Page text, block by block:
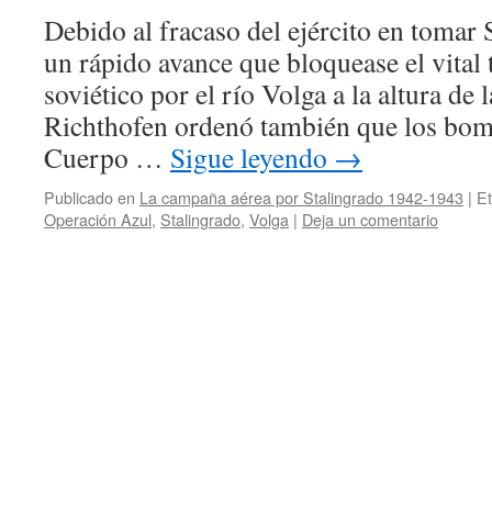
Debido al fracaso del ejército en tomar
un rápido avance que bloquease el
soviético por el río Volga a la altura de
Richthofen ordenó también que los
Cuerpo … Sigue leyendo →
Publicado en La campaña aérea por Stalingrado 1942-1943 |
Operación Azul, Stalingrado, Volga | Deja un comentario